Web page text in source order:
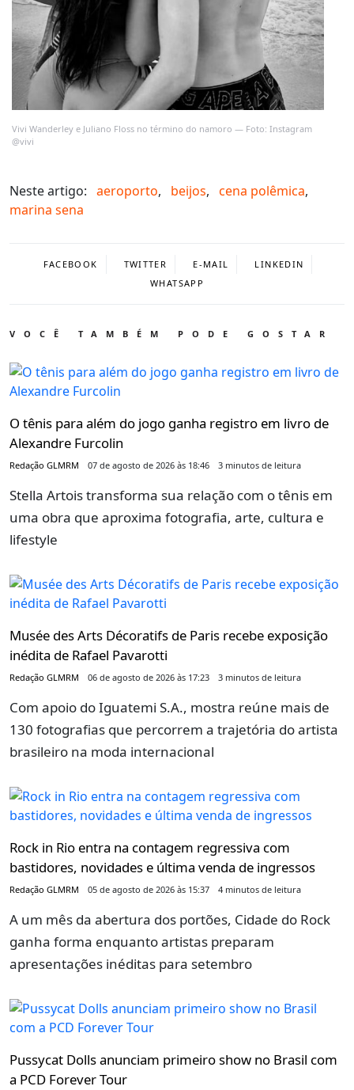
Vivi Wanderley e Juliano Floss no término do namoro — Foto: Instagram
@vivi
Neste artigo: aeroporto, beijos, cena polêmica,
marina sena
FACEBOOK TWITTER E-MAIL
LINKEDIN
WHATSAPP
VOCÊ TAMBÉM PODE GOSTAR
O tênis para além do jogo ganha registro em livro de
Alexandre Furcolin
Redação GLMRM 07 de agosto de 2026 às 18:46 3 minutos de leitura
Stella Artois transforma sua relação com o tênis em
uma obra que aproxima fotografia, arte, cultura e
lifestyle
Musée des Arts Décoratifs de Paris recebe exposição
inédita de Rafael Pavarotti
Redação GLMRM 06 de agosto de 2026 às 17:23 3 minutos de leitura
Com apoio do Iguatemi S.A., mostra reúne mais de
130 fotografias que percorrem a trajetória do artista
brasileiro na moda internacional
Rock in Rio entra na contagem regressiva com
bastidores, novidades e última venda de ingressos
Redação GLMRM 05 de agosto de 2026 às 15:37 4 minutos de leitura
A um mês da abertura dos portões, Cidade do Rock
ganha forma enquanto artistas preparam
apresentações inéditas para setembro
Pussycat Dolls anunciam primeiro show no Brasil com
a PCD Forever Tour